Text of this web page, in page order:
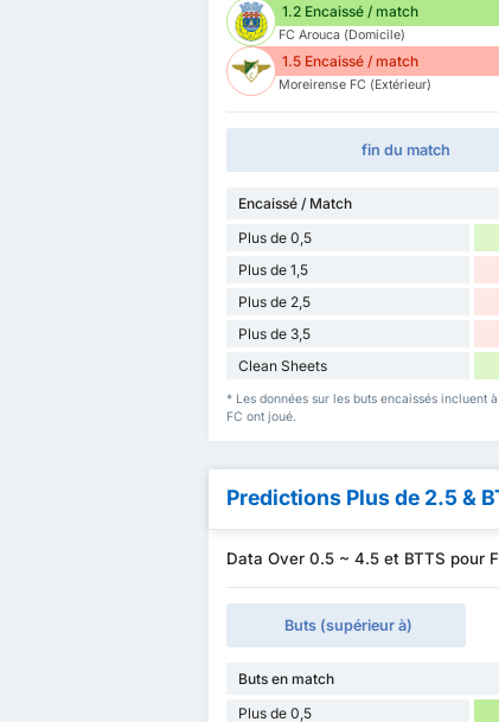
1.2 Encaissé / match
FC Arouca (Domicile)
1.5 Encaissé / match
Moreirense FC (Extérieur)
fin du match
Encaissé / Match
Plus de 0,5
Plus de 1,5
Plus de 2,5
Plus de 3,5
Clean Sheets
* Les données sur les buts encaissés incluent
FC ont joué.
Predictions Plus de 2.5 &
Data Over 0.5 ~ 4.5 et BTTS pour
Buts (supérieur à)
Buts en match
Plus de 0,5